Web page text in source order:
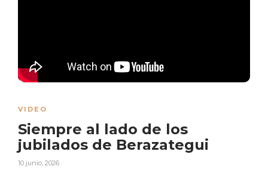
VIDEO
Siempre al lado de los
jubilados de Berazategui
10 junio, 2026